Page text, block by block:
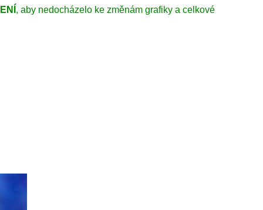
, aby nedocházelo ke změnám grafiky a celkové